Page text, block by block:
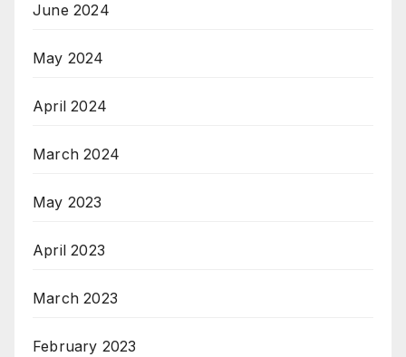
June 2024
May 2024
April 2024
March 2024
May 2023
April 2023
March 2023
February 2023